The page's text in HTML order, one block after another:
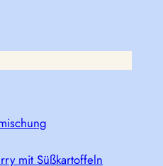
mit Süßkartoffeln